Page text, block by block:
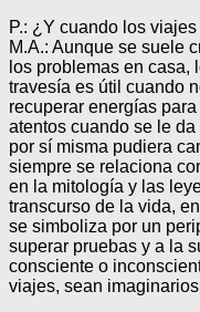
P.: ¿Y cuando los
M.A.: Aunque se suele
los problemas en casa,
travesía es útil cuando
recuperar energías
atentos cuando se le
por sí misma pudiera
siempre se relaciona
en la mitología y las
transcurso de la vida,
se simboliza por un
superar pruebas y a la
consciente o
viajes, sean